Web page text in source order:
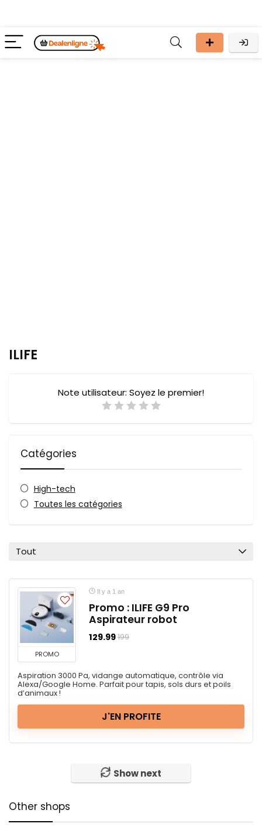
ILIFE
Note utilisateur: Soyez le premier!
Catégories
High-tech
Toutes les catégories
Tout
PROMO
Il y a 1 an
Promo : ILIFE G9 Pro
Aspirateur robot
129.99199
Aspiration 3000 Pa, vidange automatique, contrôle via
Alexa/Google Home. Parfait pour tapis, sols durs et poils
d’animaux !
J'EN PROFITE
Show next
Other shops